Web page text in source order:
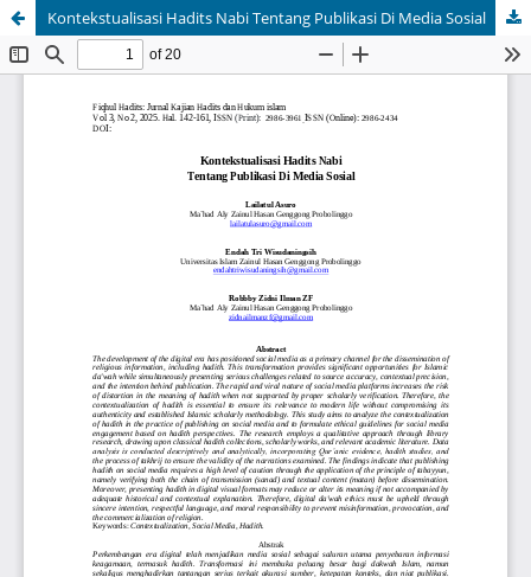
Kontekstualisasi Hadits Nabi Tentang Publikasi Di Media Sosial